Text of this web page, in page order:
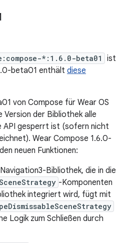
*:1.6.0-beta01
ist
beta01 enthält diese
von Compose für Wear OS
Version der Bibliothek alle
API gesperrt ist (sofern nicht
Wear Compose 1.6.0-
neuen Funktionen:
Bibliothek, die in die
-Komponenten
integriert wird, fügt mit
Logik zum Schließen durch